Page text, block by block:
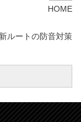
HOME
ルートの防音対策